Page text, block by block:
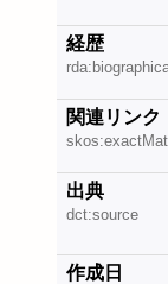
経歴
関連リンク
出典
dct:source
作成日